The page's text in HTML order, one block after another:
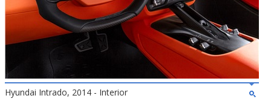
Hyundai Intrado, 2014 - Interior